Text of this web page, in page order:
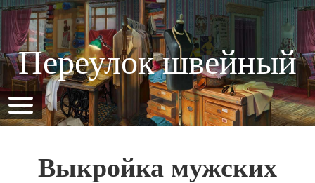
Переулок швейный
Выкройка мужских